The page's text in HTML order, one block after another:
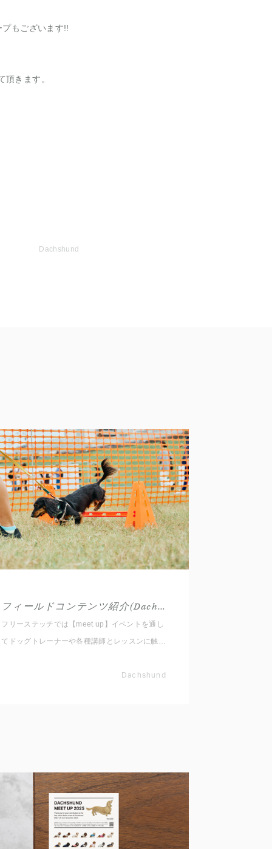
もございます!!
きます。
Dachshund
フィールドコンテンツ紹介(Dachshund)
フリーステッチでは【meet up】イベントを通し
てドッグトレーナーや各種講師とレッスンに触れ
簡単な内容となっておりますので、レッスンが初
めての方もお気軽にご参加ください。 本イベン
トを通して新しい出会い・発見をしていただける
と幸いです。
Dachshund